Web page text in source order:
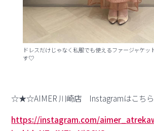
ドレスだけじゃなく私服でも使えるファージャケッ
す♡
☆★☆AIMER 川崎店 Instagramはこ
https://instagram.com/